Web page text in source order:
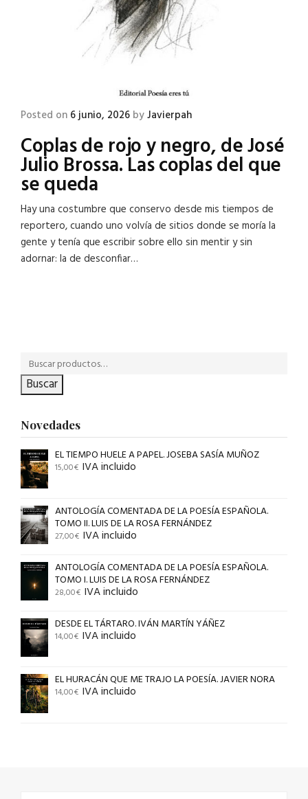
Posted on 6 junio, 2026 byJavierpah
Coplas de rojo y negro, de José
Julio Brossa. Las coplas del que
se queda
Hay una costumbre que conservo desde mis tiempos de
reportero, cuando uno volvía de sitios donde se moría la
gente y tenía que escribir sobre ello sin mentir y sin
adornar: la de desconfiar…
Buscar
Novedades
EL TIEMPO HUELE A PAPEL. JOSEBA SASÍA MUÑOZ
15,00€ IVA incluido
ANTOLOGÍA COMENTADA DE LA POESÍA ESPAÑOLA.
TOMO II. LUIS DE LA ROSA FERNÁNDEZ
27,00€ IVA incluido
ANTOLOGÍA COMENTADA DE LA POESÍA ESPAÑOLA.
TOMO I. LUIS DE LA ROSA FERNÁNDEZ
28,00€ IVA incluido
DESDE EL TÁRTARO. IVÁN MARTÍN YÁÑEZ
14,00€ IVA incluido
EL HURACÁN QUE ME TRAJO LA POESÍA. JAVIER NORA
14,00€ IVA incluido